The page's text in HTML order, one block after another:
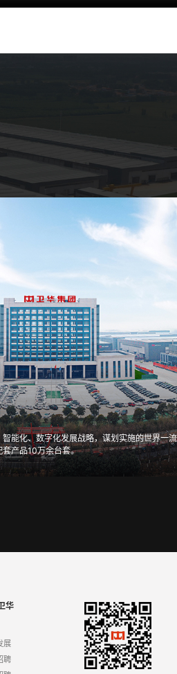
能化、数字化发展战略，谋划实施的世界一
产品10万余台套。
华
展
聘